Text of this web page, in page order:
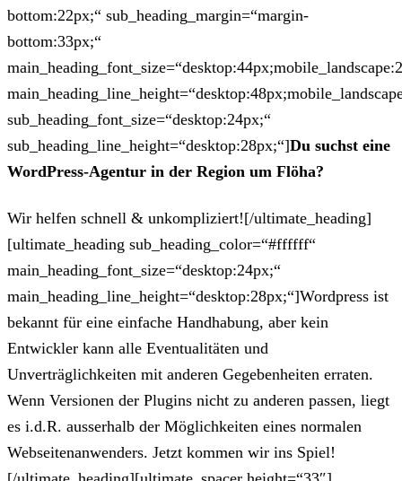
bottom:22px;“ sub_heading_margin=“margin-
bottom:33px;“
sub_heading_font_size=“desktop:24px;“
sub_heading_line_height=“desktop:28px;“]Du suchst eine
WordPress-Agentur in der Region um Flöha?
Wir helfen schnell & unkompliziert![/ultimate_heading]
[ultimate_heading sub_heading_color=“#ffffff“
main_heading_font_size=“desktop:24px;“
main_heading_line_height=“desktop:28px;“]Wordpress ist
bekannt für eine einfache Handhabung, aber kein
Entwickler kann alle Eventualitäten und
Unverträglichkeiten mit anderen Gegebenheiten erraten.
Wenn Versionen der Plugins nicht zu anderen passen, liegt
es i.d.R. ausserhalb der Möglichkeiten eines normalen
Webseitenanwenders. Jetzt kommen wir ins Spiel!